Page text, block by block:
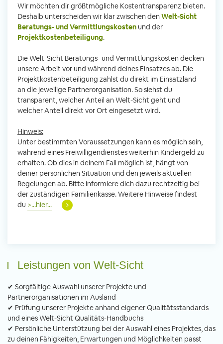
Wir möchten dir größtmögliche Kostentransparenz bieten.
Deshalb unterscheiden wir klar zwischen den Welt-Sicht
Beratungs- und Vermittlungskosten und der
Projektkostenbeteiligung.
Die Welt-Sicht Beratungs- und Vermittlungskosten decken
unsere Arbeit vor und während deines Einsatzes ab. Die
Projektkostenbeteiligung zahlst du direkt im Einsatzland
an die jeweilige Partnerorganisation. So siehst du
transparent, welcher Anteil an Welt-Sicht geht und
welcher Anteil direkt vor Ort eingesetzt wird.
Hinweis:
Unter bestimmten Voraussetzungen kann es möglich sein,
während eines Freiwilligendienstes weiterhin Kindergeld zu
erhalten. Ob dies in deinem Fall möglich ist, hängt von
deiner persönlichen Situation und den jeweils aktuellen
Regelungen ab. Bitte informiere dich dazu rechtzeitig bei
der zuständigen Familienkasse. Weitere Hinweise findest
du >...hier...
Leistungen von Welt-Sicht
✔ Sorgfältige Auswahl unserer Projekte und
Partnerorganisationen im Ausland
✔ Prüfung unserer Projekte anhand eigener Qualitätsstandards
und eines Welt-Sicht Qualitäts-Handbuchs
✔ Persönliche Unterstützung bei der Auswahl eines Projektes, das
zu deinen Fähigkeiten, Erwartungen und Möglichkeiten passt